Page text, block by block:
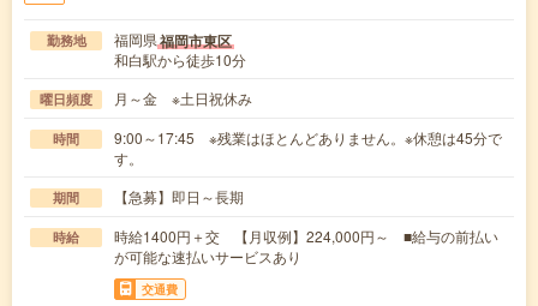
勤務地 福岡県福岡市東区
和白駅から徒歩10分
曜日頻度 月～金 ※土日祝休み
時間
9:00～17:45 ※残業はほとんどありません。※休憩は45分で
す。
期間 【急募】即日～長期
時給
時給1400円＋交 【月収例】224,000円～ ■給与の前払い
が可能な速払いサービスあり
交通費